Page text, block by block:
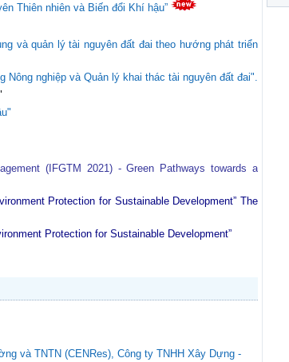
Thiên nhiên và Biến đổi Khí hậu”
và quản lý tài nguyên đất đai theo hướng phát triển
Nông nghiệp và Quản lý khai thác tài nguyên đất đai".
(IFGTM 2021) - Green Pathways towards a
Protection for Sustainable Development” The
Protection for Sustainable Development”
và TNTN (CENRes), Công ty TNHH Xây Dựng -